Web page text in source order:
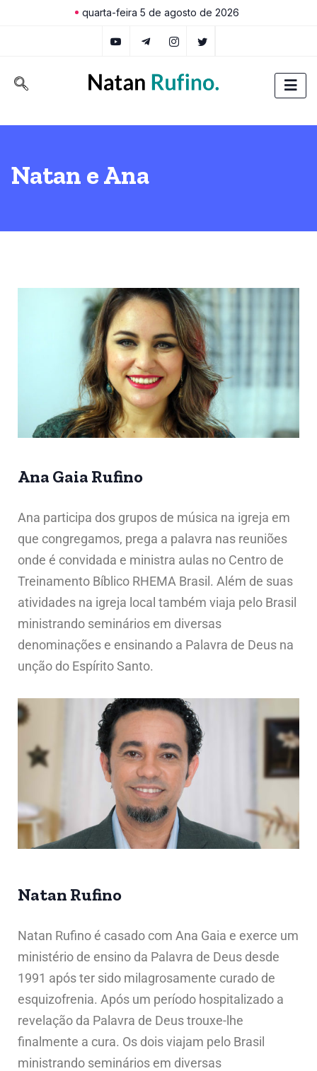
quarta-feira 5 de agosto de 2026
Natan e Ana
Ana Gaia Rufino
Ana participa dos grupos de música na igreja em
que congregamos, prega a palavra nas reuniões
onde é convidada e ministra aulas no Centro de
Treinamento Bíblico RHEMA Brasil. Além de suas
atividades na igreja local também viaja pelo Brasil
ministrando seminários em diversas
denominações e ensinando a Palavra de Deus na
unção do Espírito Santo.
Natan Rufino
Natan Rufino é casado com Ana Gaia e exerce um
ministério de ensino da Palavra de Deus desde
1991 após ter sido milagrosamente curado de
esquizofrenia. Após um período hospitalizado a
revelação da Palavra de Deus trouxe-lhe
finalmente a cura. Os dois viajam pelo Brasil
ministrando seminários em diversas